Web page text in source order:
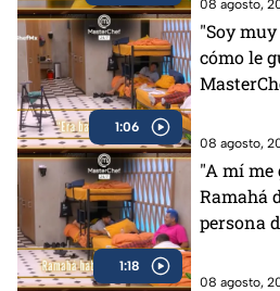
08 agosto,
1:06
"Soy
cómo le
08 agosto,
1:18
"A mí me
Ramahá
persona
08 agosto,